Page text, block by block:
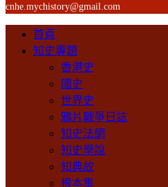
cnhe.mychistory@gmail.com
首頁
知史專題
香港史
國史
世界史
鴉片戰爭日誌
知史法網
知史學說
知典故
根本集